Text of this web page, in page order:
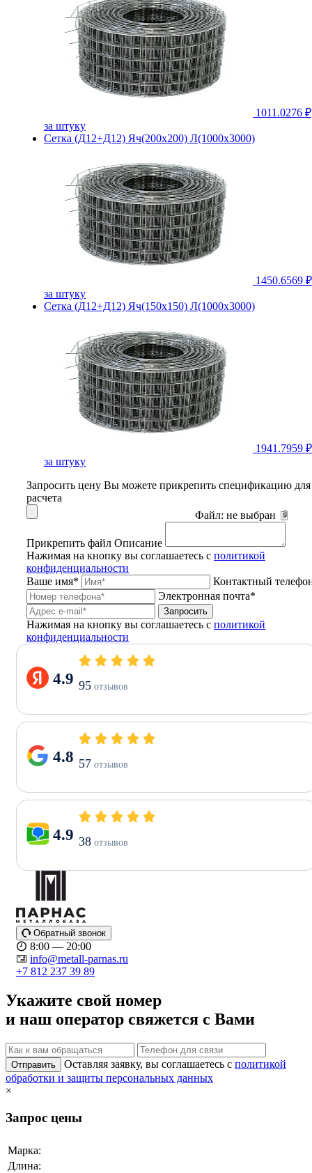
1011.0276 ₽
за штуку
Сетка (Д12+Д12) Яч(200х200) Л(1000х3000)
1450.6569 ₽
за штуку
Сетка (Д12+Д12) Яч(150х150) Л(1000х3000)
1941.7959 ₽
за штуку
Запросить цену Вы можете прикрепить спецификацию для
расчета
Файл: не выбран
Прикрепить файл Описание
Нажимая на кнопку вы соглашаетесь с политикой
конфиденциальности
Ваше имя*
Контактный
Электронная почта*
Запросить
Нажимая на кнопку вы соглашаетесь с политикой
конфиденциальности
4.9 95 отзывов
4.8 57 отзывов
4.9 38 отзывов
Обратный звонок
8:00 — 20:00
info@metall-parnas.ru
+7 812 237 39 89
Укажите свой номер
и наш оператор свяжется с Вами
Отправить Оставляя заявку, вы соглашаетесь с политикой
обработки и защиты персональных данных
×
Запрос цены
Марка:
Длина: